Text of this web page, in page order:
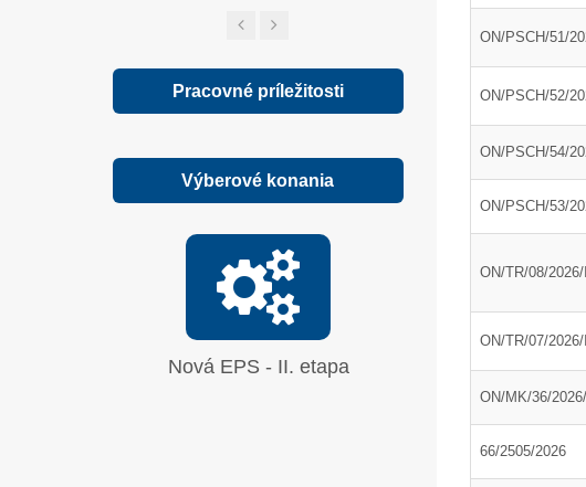
Pracovné príležitosti
Výberové konania
Nová EPS - II. etapa
Oprava podlahy
síranu
UGL a DAM,
ON/PSCH/51/
ON/PSCH/52/
ON/PSCH/54/
ON/PSCH/53/
ON/TR/08/
ON/TR/07/
ON/MK/36/
66/2505/2026